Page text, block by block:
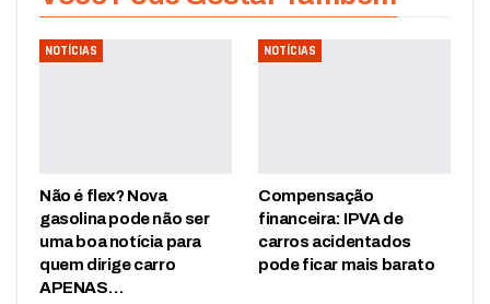
NOTÍCIAS
Não é flex? Nova
gasolina pode não ser
uma boa notícia para
quem dirige carro
APENAS…
NOTÍCIAS
Compensação
financeira: IPVA de
carros acidentados
pode ficar mais barato